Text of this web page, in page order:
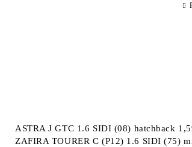
ASTRA J GTC 1.6 SIDI (08) hatchback
ZAFIRA TOURER C (P12) 1.6 SIDI (75)